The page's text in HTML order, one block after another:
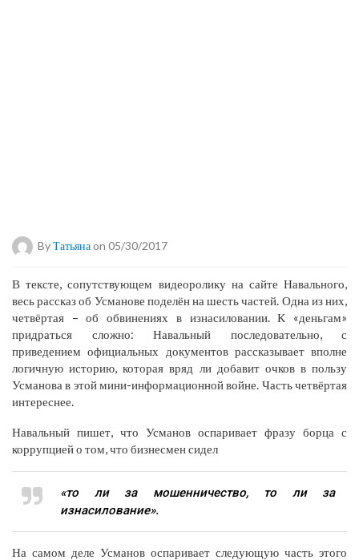
ByТатьянаon 05/30/2017
В тексте, сопутствующем видеоролику на сайте Навального,
весь рассказ об Усманове поделён на шесть частей. Одна из них,
четвёртая – об обвинениях в изнасиловании. К «деньгам»
придраться сложно: Навальный последовательно, с
приведением официальных документов рассказывает вполне
логичную историю, которая вряд ли добавит очков в пользу
Усманова в этой мини-информационной войне. Часть четвёртая
интереснее.
Навальный пишет, что Усманов оспаривает фразу борца с
коррупцией о том, что бизнесмен сидел
«то ли за мошенничество, то ли за
изнасилование».
На самом деле Усманов оспаривает следующую часть этого